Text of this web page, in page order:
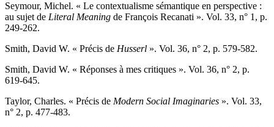
Seymour, Michel. « Le contextualisme sémantique en perspective :
au sujet de Literal Meaning de François Recanati ». Vol. 33, n° 1, p.
249-262.
Smith, David W. « Précis de Husserl ». Vol. 36, n° 2, p. 579-582.
Smith, David W. « Réponses à mes critiques ». Vol. 36, n° 2, p.
619-645.
Taylor, Charles. « Précis de Modern Social Imaginaries ». Vol. 33,
n° 2, p. 477-483.